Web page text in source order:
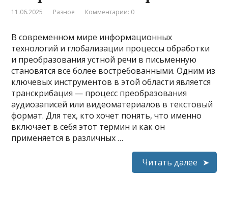
11.06.2025 Разное Комментарии: 0
В современном мире информационных
технологий и глобализации процессы обработки
и преобразования устной речи в письменную
становятся все более востребованными. Одним из
ключевых инструментов в этой области является
транскрибация — процесс преобразования
аудиозаписей или видеоматериалов в текстовый
формат. Для тех, кто хочет понять, что именно
включает в себя этот термин и как он
применяется в различных …
Читать далее